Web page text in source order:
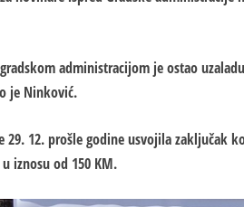
administracijom je ostao
je Ninković.
29. 12. prošle godine usvojila zaključak
iznosu od 150 KM.